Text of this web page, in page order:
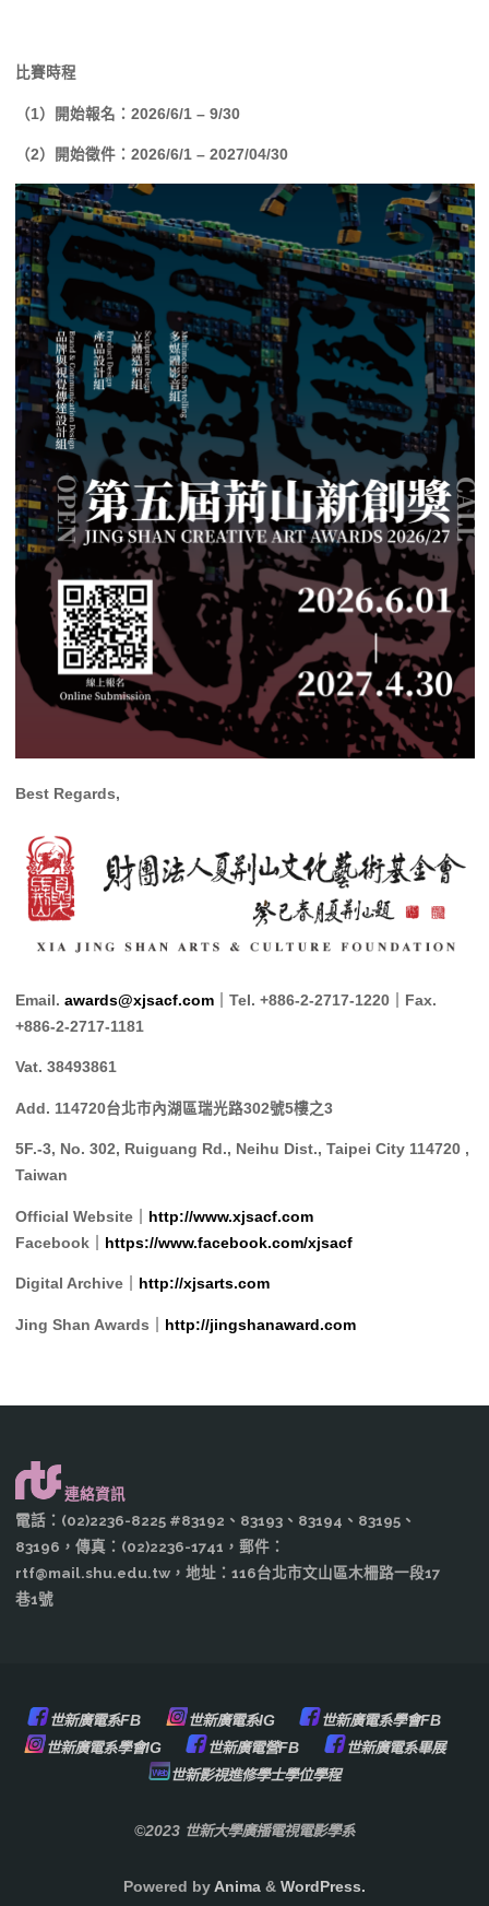
比賽時程
（1）開始報名：2026/6/1 – 9/30
（2）開始徵件：2026/6/1 – 2027/04/30
Best Regards,
Email. awards@xjsacf.com｜Tel. +886-2-2717-1220｜Fax.
+886-2-2717-1181
Vat. 38493861
Add. 114720台北市內湖區瑞光路302號5樓之3
5F.-3, No. 302, Ruiguang Rd., Neihu Dist., Taipei City 114720 ,
Taiwan
Official Website｜
http://www.xjsacf.com
Facebook｜
https://www.facebook.com/xjsacf
Digital Archive｜ http://xjsarts.com
Jing Shan Awards｜ http://jingshanaward.com
連絡資訊
電話：(02)2236-8225 #83192、83193、83194、83195、
83196，傳真：(02)2236-1741，郵件：
rtf@mail.shu.edu.tw，地址：116台北市文山區木柵路一段17
巷1號
世新廣電系FB 世新廣電系IG
世新廣電系學會FB
世新廣電系學會IG
世新廣電營FB
世新廣電系畢展
世新影視進修學士學位學程
©2023 世新大學廣播電視電影學系
Powered by Anima & WordPress.